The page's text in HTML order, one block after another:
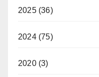
2025 (36)
2024 (75)
2020 (3)